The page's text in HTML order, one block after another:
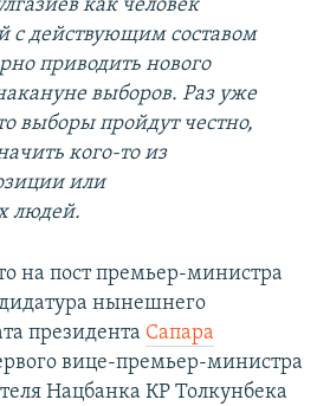
как человек
с действующим составом
приводить нового
выборов. Раз уже
выборы пройдут честно,
кого-то из
или
людей.
на пост премьер-министра
нынешнего
президента Сапара
вице-премьер-министра
Нацбанка КР Толкунбека